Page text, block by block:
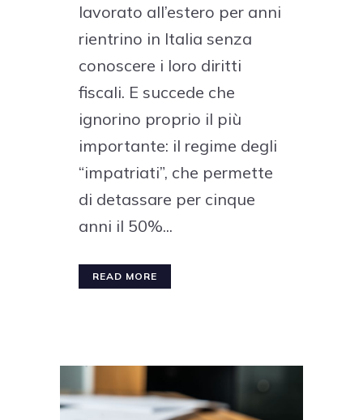
lavorato all’estero per anni
rientrino in Italia senza
conoscere i loro diritti
fiscali. E succede che
ignorino proprio il più
importante: il regime degli
“impatriati”, che permette
di detassare per cinque
anni il 50%...
READ MORE